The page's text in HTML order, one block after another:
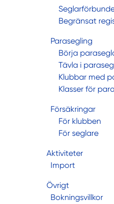
Begränsat
Parasegling
Börja
Tävla i
Klubbar med
Klasser för
Försäkringar
För klubben
För seglare
Aktiviteter
Import
Övrigt
Bokningsvillkor